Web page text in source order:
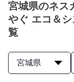
宮城県のネス
やぐ エコ＆
覧
宮城県